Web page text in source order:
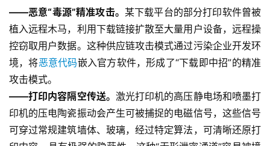
——恶意“毒源”精准攻击。 某下载平台的部分打印软件曾被
植入远程木马，利用下载链接扩散至大量用户设备，远程操
控窃取用户数据。这种供应链攻击模式通过污染企业开发环
境，将恶意代码嵌入官方软件，形成了“下载即中招”的精准
攻击模式。
——打印内容隔空传送。 激光打印机的高压静电场和喷墨打
印机的压电陶瓷振动会产生可被捕捉的电磁信号，这些信号
可穿过常规建筑墙体、玻璃，经过特定算法，可清晰还原打